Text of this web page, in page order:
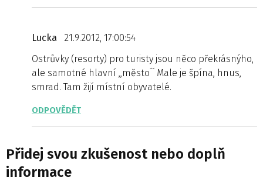
Lucka
21.9.2012, 17:00:54
Ostrůvky (resorty) pro turisty jsou něco překrásnýho,
ale samotné hlavní ,,město´´ Male je špína, hnus,
smrad. Tam žijí místní obyvatelé.
ODPOVĚDĚT
Přidej svou zkušenost nebo doplň
informace